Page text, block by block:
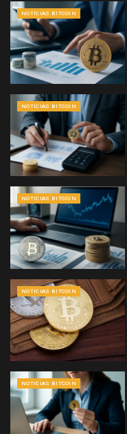
NOTICIAS BITCOIN
NOTICIAS BITCOIN
NOTICIAS BITCOIN
NOTICIAS BITCOIN
NOTICIAS BITCOIN